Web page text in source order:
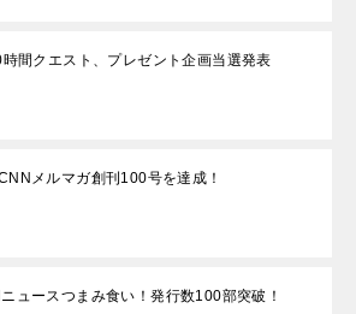
間クエスト、プレゼント企画当選発表
メルマガ創刊100号を達成！
ュースつまみ食い！発行数100部突破！